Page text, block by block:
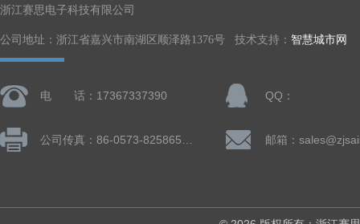
浙江赛思电子科技有限公司
公司地址：浙江省嘉兴市南湖区顺泽路1376号 技术支持： 智慧城市网
电 话：17367337390 QQ：
公司传真：86-0573-82586505 邮箱：